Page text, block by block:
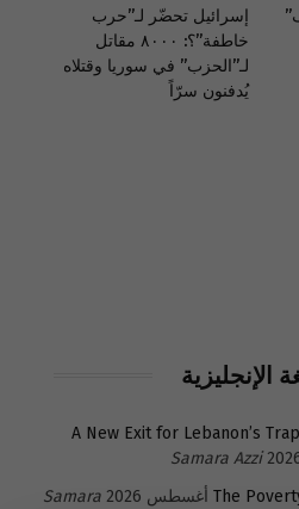
إسرائيل تحضّر لـ”حرب
خاطفة”؟: ٨٠٠٠ مقاتل
لـ”الحزب” في سوريا وقتلاه
يُدفنون سرّاً
الإنجليزية
A New Exit for Lebanon’s
Samara Azzi
The
Samara